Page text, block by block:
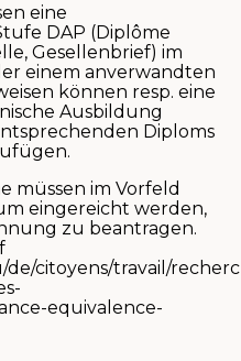
eine
DAP (Diplôme
Gesellenbrief) im
einem anverwandten
können resp. eine
Ausbildung
Diploms
müssen im Vorfeld
eingereicht werden,
zu beantragen.
citoyens/travail/
equivalence-